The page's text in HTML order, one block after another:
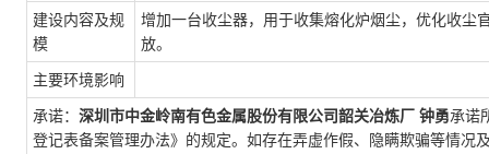
建设内容及规
模
增加一台收尘器，用于收集熔化炉烟尘，优化收尘
放。
主要环境影响
承诺： 深圳市中金岭南有色金属股份有限公司韶关冶炼厂 钟勇承诺
登记表备案管理办法》的规定。如存在弄虚作假、隐瞒欺骗等情况